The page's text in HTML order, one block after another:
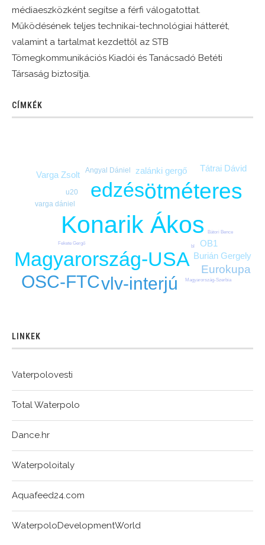
médiaeszközként segítse a férfi válogatottat.
Működésének teljes technikai-technológiai hátterét,
valamint a tartalmat kezdettől az STB
Tömegkommunikációs Kiadói és Tanácsadó Betéti
Társaság biztosítja.
CÍMKÉK
Konarik Ákos
ötméteres
edzés
Magyarország-USA
OSC-FTCvlv-interjú
Eurokupa
Burián Gergely
OB1
Tátrai Dávid
Varga Zsolt zalánki gergő
Angyal Dániel
u20
varga dániel
bl
Bátori Bence
Fekete Gergő
Magyarország-Szerbia
LINKEK
Vaterpolovesti
Total Waterpolo
Dance.hr
Waterpoloitaly
Aquafeed24.com
WaterpoloDevelopmentWorld